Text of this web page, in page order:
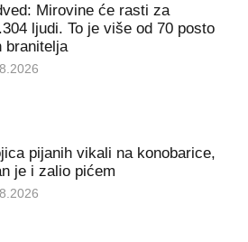
Mirovine će rasti za
ljudi. To je više od 70 posto
branitelja
pijanih vikali na konobarice,
je i zalio pićem